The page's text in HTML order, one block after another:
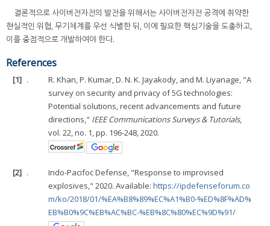
결론적으로 사이버전자전의 발전을 위해서는 사이버전자전 공격에 취약한
현실적인 위협, 무기체계를 우선 식별한 뒤, 이에 필요한 핵심기술을 도출하고,
이를 중점적으로 개발하여야 한다.
References
[1] .
R. Khan, P. Kumar, D. N. K. Jayakody, and M. Liyanage, "A
survey on security and privacy of 5G technologies:
Potential solutions, recent advancements and future
directions," IEEE Communications Surveys & Tutorials,
vol. 22, no. 1, pp. 196-248, 2020.
[2] .
Indo-Pacifoc Defense, "Response to improvised
explosives," 2020. Available:https://ipdefenseforum.co
m/ko/2018/01/%EA%B8%89%EC%A1%B0-%ED%8F%AD%
EB%B0%9C%EB%AC%BC-%EB%8C%80%EC%9D%91/